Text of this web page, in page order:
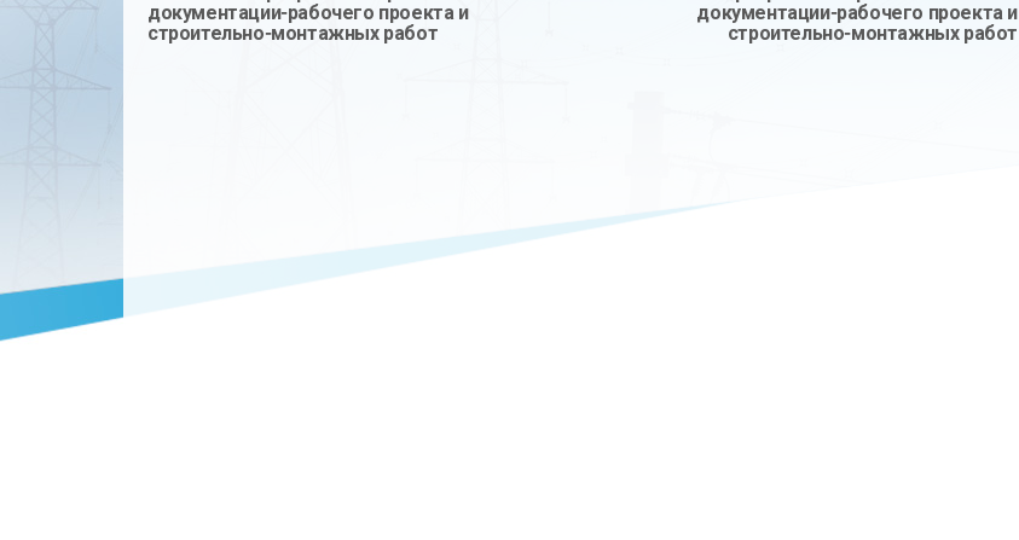
документации-рабочего проекта и
строительно-монтажных работ
документации-рабочего проекта и
строительно-монтажных работ